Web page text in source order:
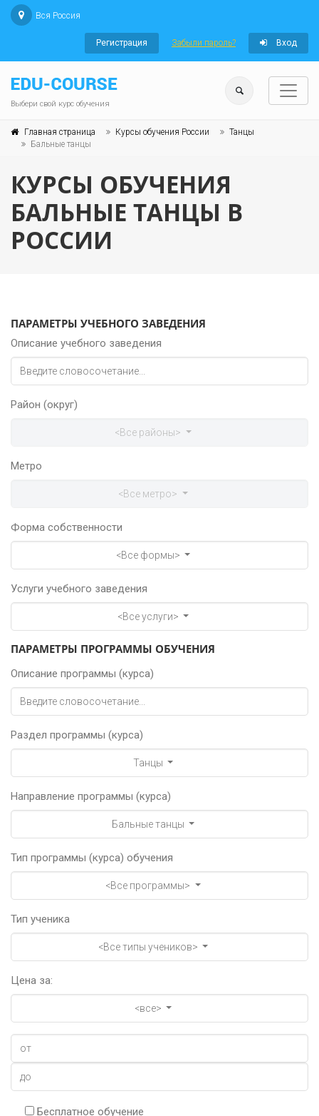
Вся Россия
Регистрация Забыли пароль? Вход
Выбери свой курс обучения
Главная страница Курсы обучения России
Танцы
Бальные танцы
КУРСЫ ОБУЧЕНИЯ
БАЛЬНЫЕ ТАНЦЫ В
РОССИИ
ПАРАМЕТРЫ УЧЕБНОГО ЗАВЕДЕНИЯ
Описание учебного заведения
Район (округ)
<Все районы>
Метро
<Все метро>
Форма собственности
<Все формы>
Услуги учебного заведения
<Все услуги>
ПАРАМЕТРЫ ПРОГРАММЫ ОБУЧЕНИЯ
Описание программы (курса)
Раздел программы (курса)
Танцы
Направление программы (курса)
Бальные танцы
Тип программы (курса) обучения
<Все программы>
Тип ученика
<Все типы учеников>
Цена за:
<все>
Бесплатное обучение